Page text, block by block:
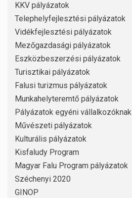
KKV pályázatok
Telephelyfejlesztési pályázatok
Vidékfejlesztési pályázatok
Mezőgazdasági pályázatok
Eszközbeszerzési pályázatok
Turisztikai pályázatok
Falusi turizmus pályázatok
Munkahelyteremtő pályázatok
Pályázatok egyéni vállalkozóknak
Művészeti pályázatok
Kulturális pályázatok
Kisfaludy Program
Magyar Falu Program pályázatok
Széchenyi 2020
GINOP